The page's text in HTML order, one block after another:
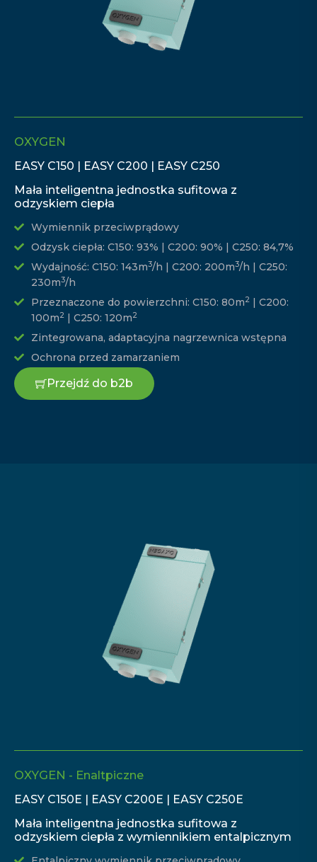
OXYGEN
EASY C150 | EASY C200 | EASY C250
Mała inteligentna jednostka sufitowa z
odzyskiem ciepła
Wymiennik przeciwprądowy
Odzysk ciepła: C150: 93% | C200: 90% | C250: 84,7%
Wydajność: C150: 143m3/h | C200: 200m3/h | C250:
230m3/h
Przeznaczone do powierzchni: C150: 80m2
| C200:
100m2 | C250: 120m2
Zintegrowana, adaptacyjna nagrzewnica wstępna
Ochrona przed zamarzaniem
Przejdź do b2b
OXYGEN - Enaltpiczne
EASY C150E | EASY C200E | EASY C250E
Mała inteligentna jednostka sufitowa z
odzyskiem ciepła z wymiennikiem entalpicznym